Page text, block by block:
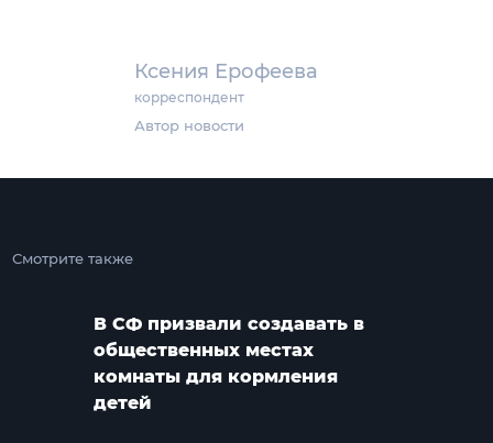
Ксения Ерофеева
корреспондент
Автор новости
Смотрите также
В СФ призвали создавать в
общественных местах
комнаты для кормления
детей